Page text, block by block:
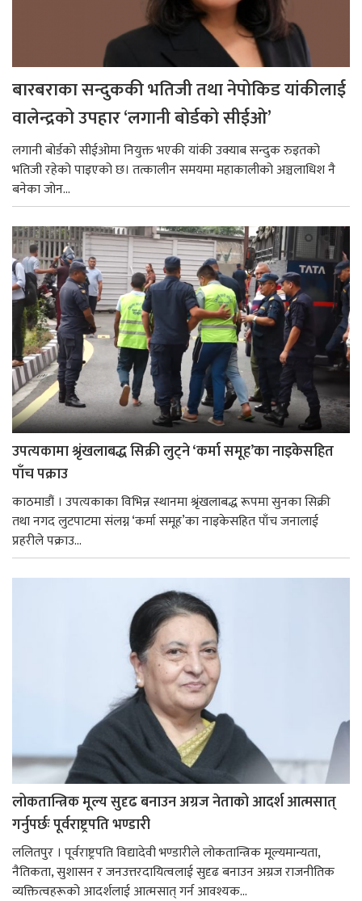
बारबराका सन्दुककी भतिजी तथा नेपोकिड यांकीलाई
वालेन्द्रको उपहार ‘लगानी बोर्डको सीईओ’
लगानी बोर्डको सीईओमा नियुक्त भएकी यांकी उक्याब सन्दुक रुइतको
भतिजी रहेको पाइएको छ। तत्कालीन समयमा महाकालीको अञ्चलाधिश नै
बनेका जोन...
उपत्यकामा श्रृंखलाबद्ध सिक्री लुट्ने ‘कर्मा समूह’का नाइकेसहित
पाँच पक्राउ
काठमाडौं । उपत्यकाका विभिन्न स्थानमा श्रृंखलाबद्ध रूपमा सुनका सिक्री
तथा नगद लुटपाटमा संलग्न ‘कर्मा समूह’का नाइकेसहित पाँच जनालाई
प्रहरीले पक्राउ...
लोकतान्त्रिक मूल्य सुदृढ बनाउन अग्रज नेताको आदर्श आत्मसात्
गर्नुपर्छः पूर्वराष्ट्रपति भण्डारी
ललितपुर । पूर्वराष्ट्रपति विद्यादेवी भण्डारीले लोकतान्त्रिक मूल्यमान्यता,
नैतिकता, सुशासन र जनउत्तरदायित्वलाई सुदृढ बनाउन अग्रज राजनीतिक
व्यक्तित्वहरूको आदर्शलाई आत्मसात् गर्न आवश्यक...